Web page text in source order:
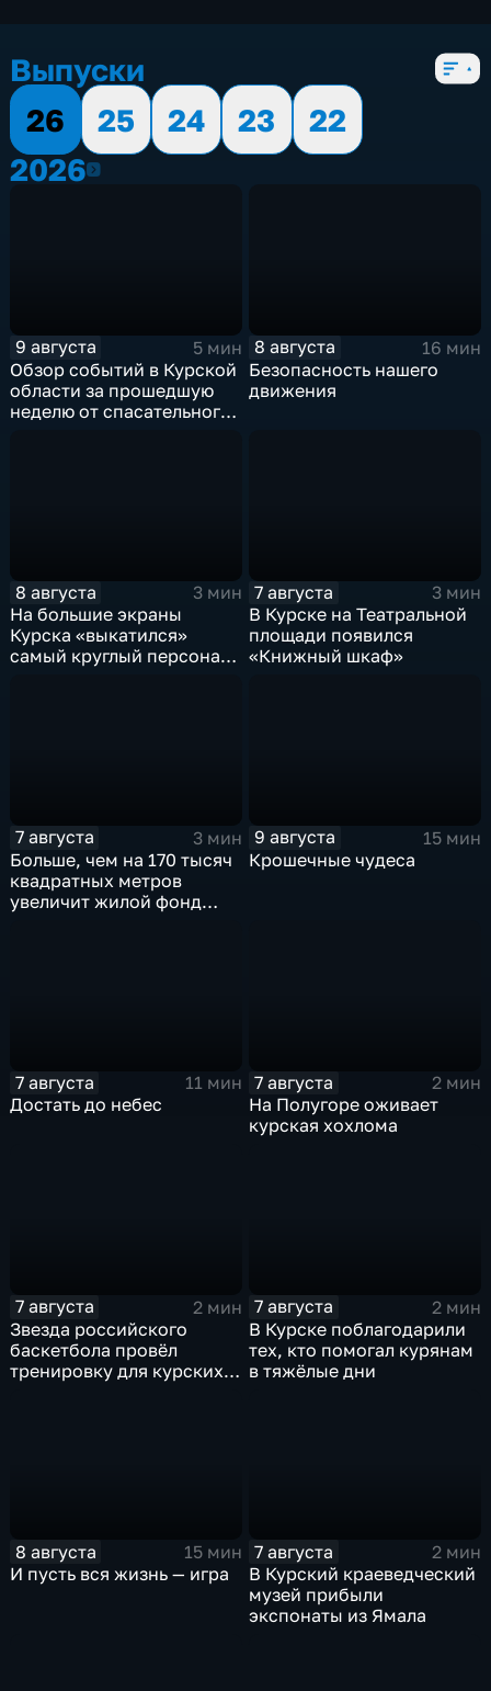
Выпуски
26
25 24 23
22
20262026
9 августа
5 мин
Обзор событий в Курской
области за прошедшую
неделю от спасательного
8 августа
16 мин
Безопасность нашего
движения
8 августа
3 мин
На большие экраны
Курска «выкатился»
самый круглый персонаж
7 августа
3 мин
В Курске на Театральной
площади появился
«Книжный шкаф»
7 августа
3 мин
Больше, чем на 170 тысяч
квадратных метров
увеличит жилой фонд
9 августа
15 мин
Крошечные чудеса
7 августа
11 мин
Достать до небес
7 августа
2 мин
На Полугоре оживает
курская хохлома
7 августа
2 мин
Звезда российского
баскетбола провёл
тренировку для курских
7 августа
2 мин
В Курске поблагодарили
тех, кто помогал курянам
в тяжёлые дни
8 августа
15 мин
И пусть вся жизнь — игра
7 августа
2 мин
В Курский краеведческий
музей прибыли
экспонаты из Ямала